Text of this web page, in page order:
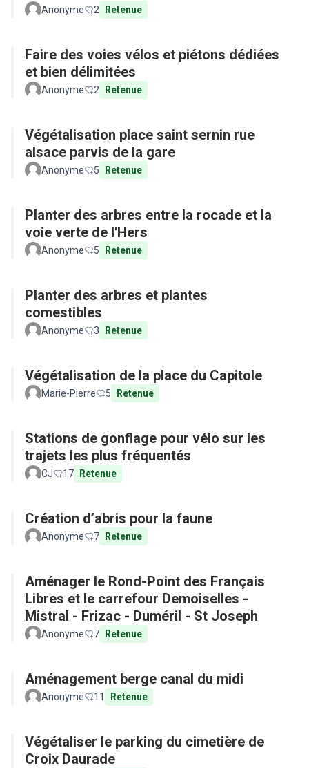
Anonyme 2 Retenue
Faire des voies vélos et piétons dédiées
et bien délimitées
Anonyme 2 Retenue
Végétalisation place saint sernin rue
alsace parvis de la gare
Anonyme 5 Retenue
Planter des arbres entre la rocade et la
voie verte de l'Hers
Anonyme 5 Retenue
Planter des arbres et plantes
comestibles
Anonyme 3 Retenue
Végétalisation de la place du Capitole
Marie-Pierre 5 Retenue
Stations de gonflage pour vélo sur les
trajets les plus fréquentés
CJ 17 Retenue
Création d’abris pour la faune
Anonyme 7 Retenue
Aménager le Rond-Point des Français
Libres et le carrefour Demoiselles -
Mistral - Frizac - Duméril - St Joseph
Anonyme 7 Retenue
Aménagement berge canal du midi
Anonyme 11 Retenue
Végétaliser le parking du cimetière de
Croix Daurade